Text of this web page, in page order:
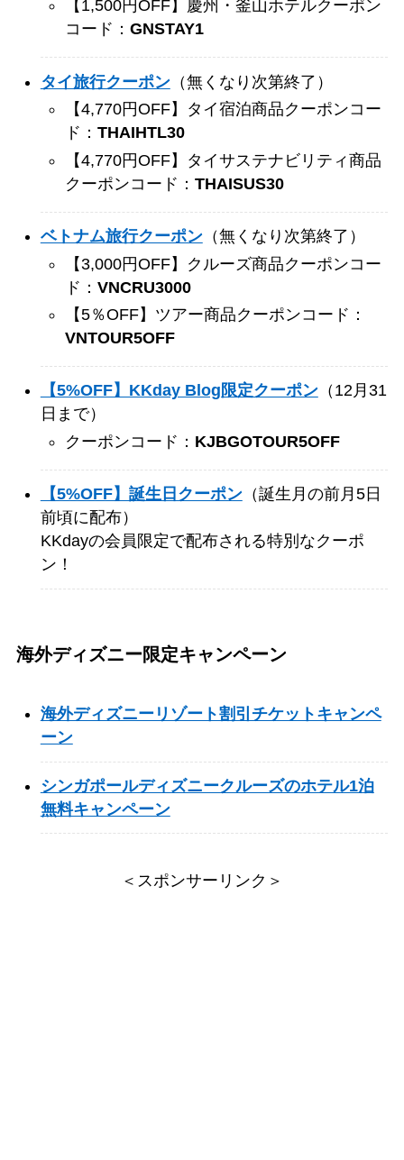
【1,500円OFF】慶州・釜山ホテルクーポン
コード： GNSTAY1
タイ旅行クーポン（無くなり次第終了）
【4,770円OFF】タイ宿泊商品クーポンコー
ド： THAIHTL30
【4,770円OFF】タイサステナビリティ商品
クーポンコード： THAISUS30
ベトナム旅行クーポン（無くなり次第終了）
【3,000円OFF】クルーズ商品クーポンコー
ド： VNCRU3000
【5％OFF】ツアー商品クーポンコード：
VNTOUR5OFF
【5%OFF】KKday Blog限定クーポン（12月31
日まで）
クーポンコード： KJBGOTOUR5OFF
【5%OFF】誕生日クーポン（誕生月の前月5日
前頃に配布）
KKdayの会員限定で配布される特別なクーポ
ン！
海外ディズニー限定キャンペーン
海外ディズニーリゾート割引チケットキャンペ
ーン
シンガポールディズニークルーズのホテル1泊
無料キャンペーン
＜スポンサーリンク＞